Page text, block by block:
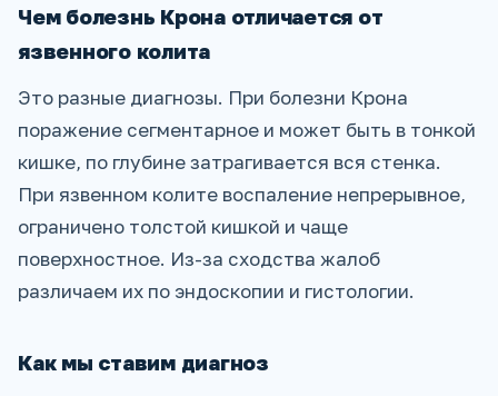
Чем болезнь Крона отличается от
язвенного колита
Это разные диагнозы. При болезни Крона
поражение сегментарное и может быть в тонкой
кишке, по глубине затрагивается вся стенка.
При язвенном колите воспаление непрерывное,
ограничено толстой кишкой и чаще
поверхностное. Из-за сходства жалоб
различаем их по эндоскопии и гистологии.
Как мы ставим диагноз